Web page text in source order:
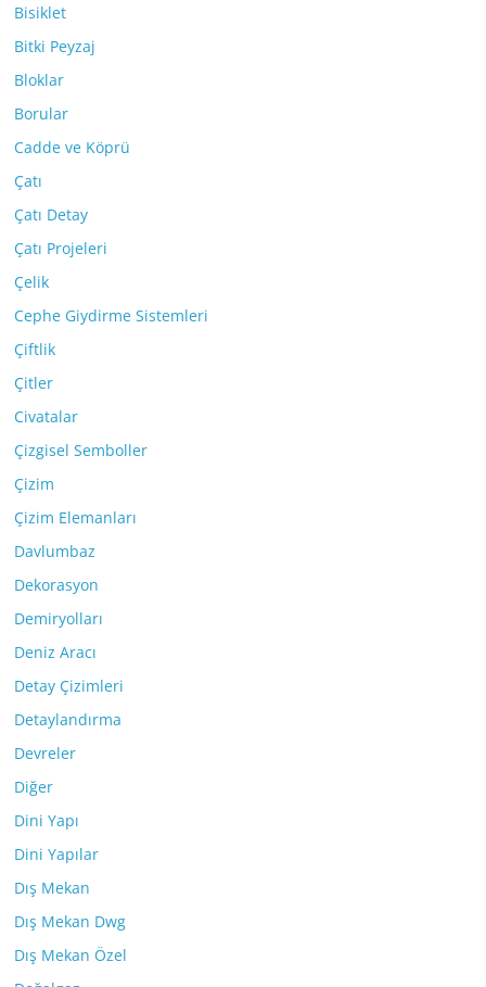
Bisiklet
Bitki Peyzaj
Bloklar
Borular
Cadde ve Köprü
Çatı
Çatı Detay
Çatı Projeleri
Çelik
Cephe Giydirme Sistemleri
Çiftlik
Çitler
Civatalar
Çizgisel Semboller
Çizim
Çizim Elemanları
Davlumbaz
Dekorasyon
Demiryolları
Deniz Aracı
Detay Çizimleri
Detaylandırma
Devreler
Diğer
Dini Yapı
Dini Yapılar
Dış Mekan
Dış Mekan Dwg
Dış Mekan Özel